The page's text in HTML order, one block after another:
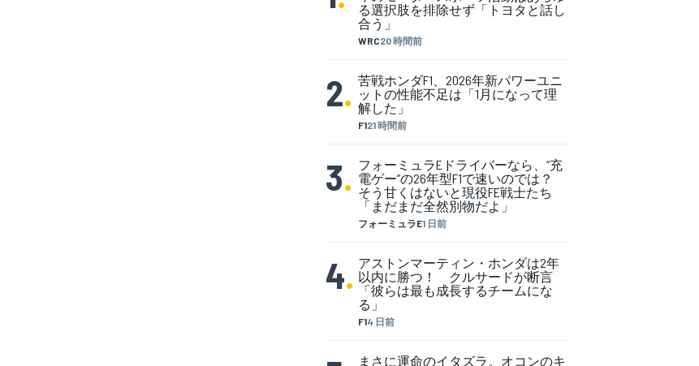
WRC20 時間前
る選択肢を排除せず「トヨタと話し
合う」
2.
F121 時間前
苦戦ホンダF1、2026年新パワーユニ
ットの性能不足は「1月になって理
解した」
3.
フォーミュラE1 日前
フォーミュラEドライバーなら、“充
電ゲー”の26年型F1で速いのでは？
そう甘くはないと現役FE戦士たち
「まだまだ全然別物だよ」
4.
F14 日前
アストンマーティン・ホンダは2年
以内に勝つ！ クルサードが断言
「彼らは最も成長するチームにな
る」
まさに運命のイタズラ。オコンのキ